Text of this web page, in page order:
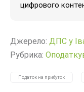
цифрового
Джерело: ДПС у
Рубрика:
Податок на прибуток